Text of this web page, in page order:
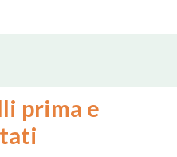
prima e